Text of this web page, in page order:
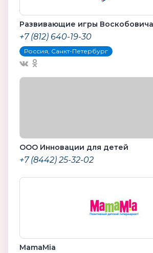
Развивающие игры
+7 (812) 640-19-30
Россия, Санкт-Петербург
ООО Инновации для детей
+7 (8442) 25-32-02
MamaMia